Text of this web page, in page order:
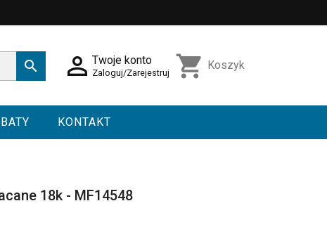
  Twoje konto
Zaloguj/Zarejestruj shopping_cart Koszyk
KONTAKT
18k - MF14548